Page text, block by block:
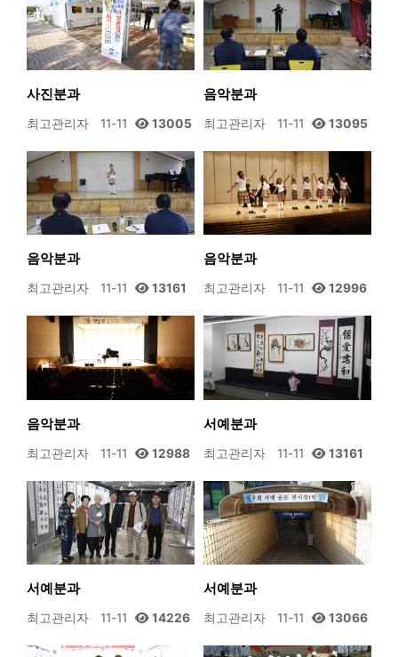
사진분과
최고관리자 11-11 13005
음악분과
최고관리자 11-11 13095
음악분과
최고관리자 11-11 13161
음악분과
최고관리자 11-11 12996
음악분과
최고관리자 11-11 12988
서예분과
최고관리자 11-11 13161
서예분과
최고관리자 11-11 14226
서예분과
최고관리자 11-11 13066